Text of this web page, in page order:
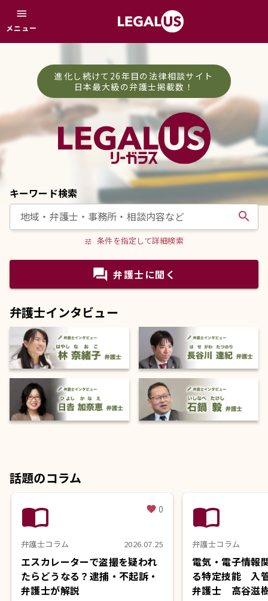
menu
メニュー
進化し続けて26年目の法律相談サイト
日本最大級の弁護士掲載数！
キーワード検索
search
tune 条件を指定して詳細検索
question_answer 弁護士に聞く
弁護士インタビュー
話題のコラム
import_contacts favorite 0
弁護士コラム 2026.07.25
エスカレーターで盗撮を疑われ
たらどうなる？逮捕・不起訴・
弁護士が解説
import_contacts
弁護士コラム
電気・電子情報
る特定技能 入
弁護士 高谷滋